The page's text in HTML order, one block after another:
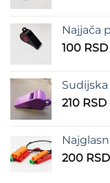
Najjača
100 RSD
210 RSD
200 RSD